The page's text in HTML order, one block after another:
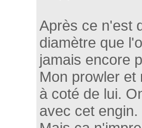
Après ce n'est
diamètre que
jamais encore
Mon prowler et
à coté de lui.
avec cet engin.